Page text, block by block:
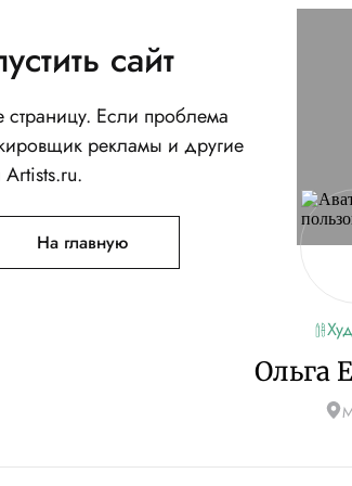
сайт
страницу. Если проблема
рекламы и другие
На главную
Ольга